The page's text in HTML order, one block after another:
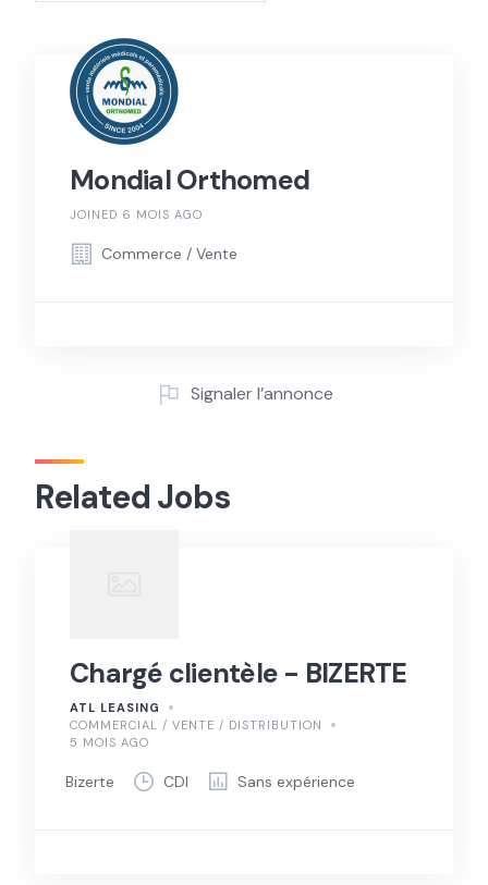
Mondial Orthomed
JOINED 6 MOIS AGO
Commerce / Vente
Signaler l’annonce
Related Jobs
Chargé clientèle - BIZERTE
ATL LEASING
COMMERCIAL / VENTE / DISTRIBUTION
5 MOIS AGO
Bizerte CDI Sans expérience